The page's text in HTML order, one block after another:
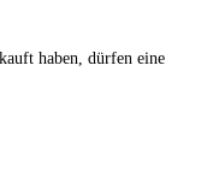
haben, dürfen eine